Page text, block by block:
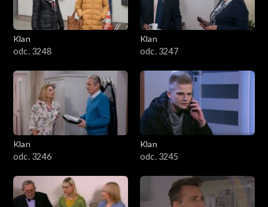
Klan
odc. 3248
Klan
odc. 3247
Klan
odc. 3246
Klan
odc. 3245